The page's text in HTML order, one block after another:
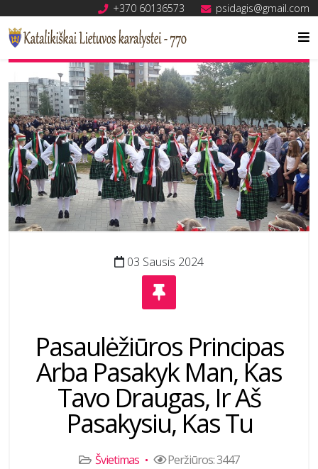
+370 60136573 psidagis@gmail.com
03 Sausis 2024
Pasaulėžiūros Principas
Arba Pasakyk Man, Kas
Tavo Draugas, Ir Aš
Pasakysiu, Kas Tu
Švietimas Peržiūros: 3447